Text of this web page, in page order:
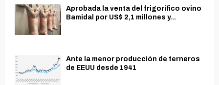
Aprobada la venta del frigorífico ovino
Bamidal por US$ 2,1 millones y...
Ante la menor producción de terneros
de EEUU desde 1941